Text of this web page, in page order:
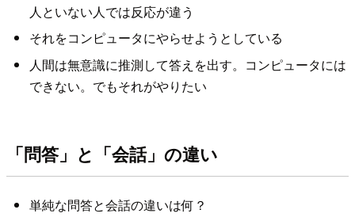
人といない人では反応が違う
それをコンピュータにやらせようとしている
人間は無意識に推測して答えを出す。コンピュータには
できない。でもそれがやりたい
「問答」と「会話」の違い
単純な問答と会話の違いは何？